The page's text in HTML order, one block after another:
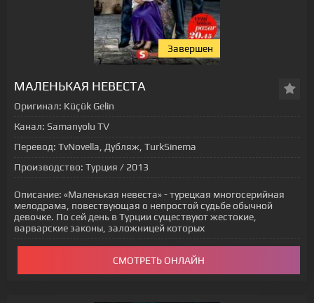
Завершен
МАЛЕНЬКАЯ НЕВЕСТА
Оригинал: Küçük Gelin
Канал: Samanyolu TV
Перевод: TvNovella, Дубляж, TurkSinema
Производство: Турция / 2013
Описание: «Маленькая невеста» - турецкая многосерийная
мелодрама, повествующая о непростой судьбе обычной
девочке. По сей день в Турции существуют жестокие,
варварские законы, заложницей которых
СМОТРЕТЬ ОНЛАЙН